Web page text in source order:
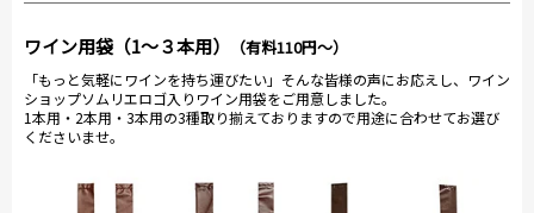
ワイン用袋（1～３本用） （有料110円～）
「もっと気軽にワインを持ち運びたい」そんな皆様の声にお応えし、ワイン
ショップソムリエロゴ入りワイン用袋をご用意しました。
1本用・2本用・3本用の3種取り揃えておりますので用途に合わせてお選び
くださいませ。